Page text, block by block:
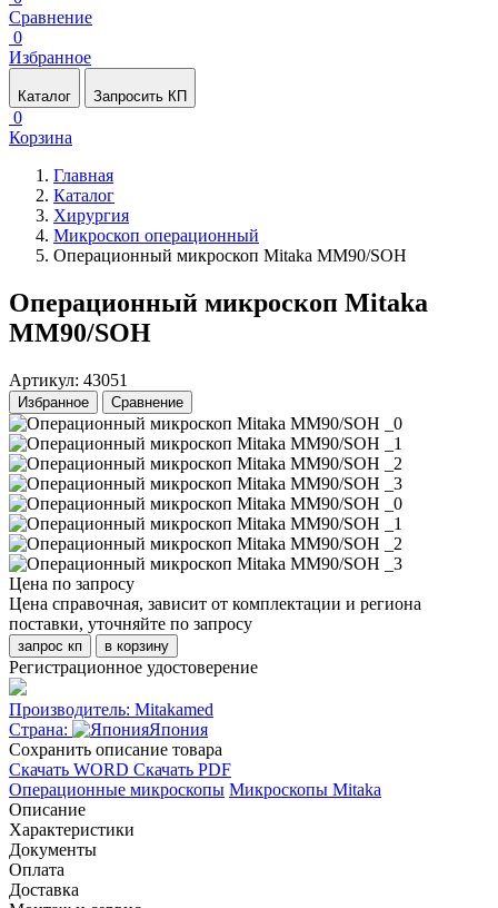
Сравнение
0
Избранное
Каталог Запросить КП
0
Корзина
Главная
Каталог
Хирургия
Микроскоп операционный
Операционный микроскоп Mitaka MM90/SOH
Операционный микроскоп Mitaka
MM90/SOH
Артикул: 43051
Избранное Сравнение
Цена по запросу
Цена справочная, зависит от комплектации и региона
поставки, уточняйте по запросу
запрос кп в корзину
Регистрационное удостоверение
Производитель: Mitakamed
Страна:
Япония
Cохранить описание товара
Скачать WORD Скачать PDF
Операционные микроскопы Микроскопы Mitaka
Описание
Характеристики
Документы
Оплата
Доставка